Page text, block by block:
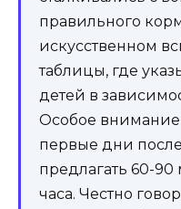
правильного
искусственном
таблицы, где
детей в
Особое внимание
первые дни
предлагать 60-
часа. Честно